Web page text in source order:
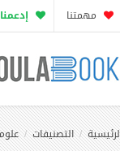
مهمتنا إدعمنا
التصنيفات